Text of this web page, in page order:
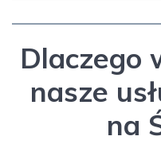
Dlaczego
nasze
na